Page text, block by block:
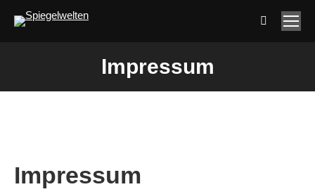
Search:
Impressum
Sie befinden sich hier:
Impressum